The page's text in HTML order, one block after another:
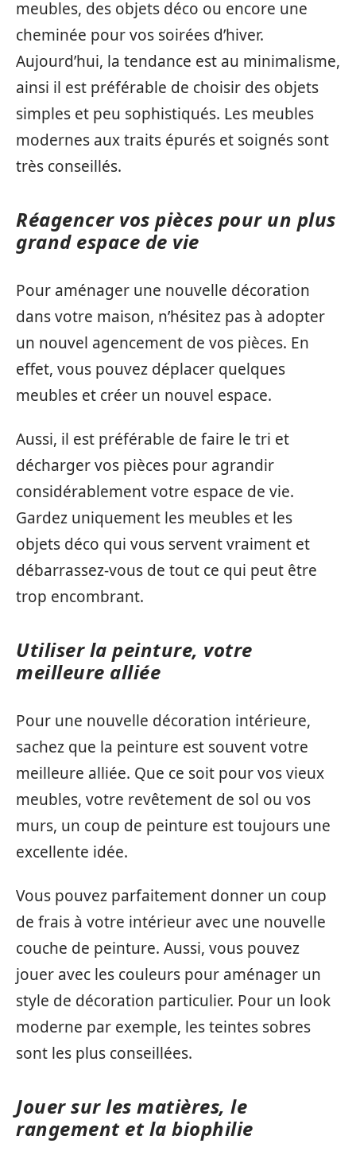
meubles, des objets déco ou encore une
cheminée pour vos soirées d’hiver.
Aujourd’hui, la tendance est au minimalisme,
ainsi il est préférable de choisir des objets
simples et peu sophistiqués. Les meubles
modernes aux traits épurés et soignés sont
très conseillés.
Réagencer vos pièces pour un plus
grand espace de vie
Pour aménager une nouvelle décoration
dans votre maison, n’hésitez pas à adopter
un nouvel agencement de vos pièces. En
effet, vous pouvez déplacer quelques
meubles et créer un nouvel espace.
Aussi, il est préférable de faire le tri et
décharger vos pièces pour agrandir
considérablement votre espace de vie.
Gardez uniquement les meubles et les
objets déco qui vous servent vraiment et
débarrassez-vous de tout ce qui peut être
trop encombrant.
Utiliser la peinture, votre
meilleure alliée
Pour une nouvelle décoration intérieure,
sachez que la peinture est souvent votre
meilleure alliée. Que ce soit pour vos vieux
meubles, votre revêtement de sol ou vos
murs, un coup de peinture est toujours une
excellente idée.
Vous pouvez parfaitement donner un coup
de frais à votre intérieur avec une nouvelle
couche de peinture. Aussi, vous pouvez
jouer avec les couleurs pour aménager un
style de décoration particulier. Pour un look
moderne par exemple, les teintes sobres
sont les plus conseillées.
Jouer sur les matières, le
rangement et la biophilie